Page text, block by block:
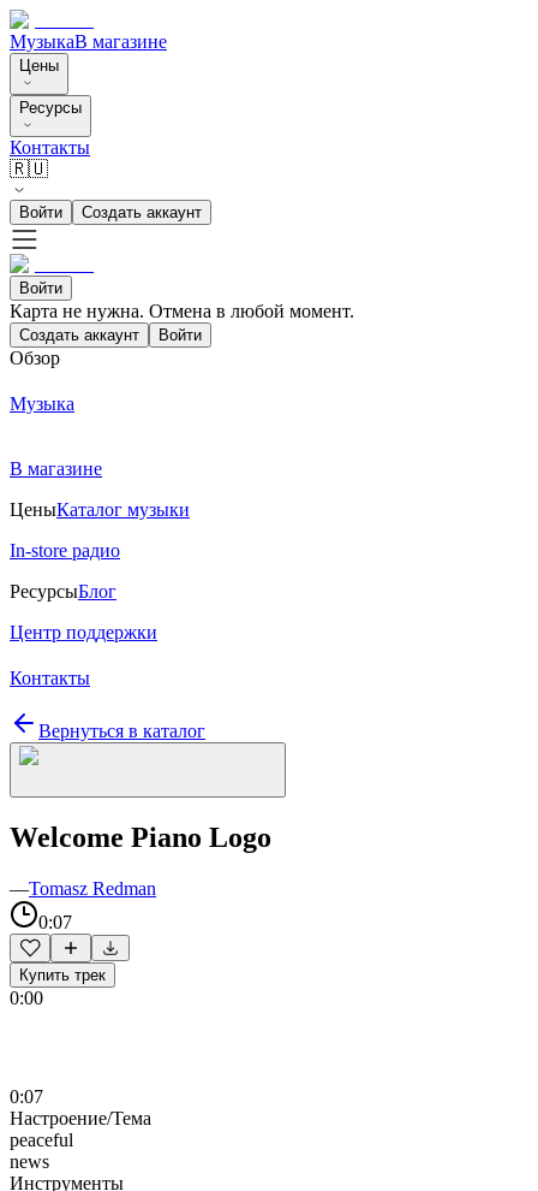
МузыкаВ магазине
Цены
Ресурсы
Контакты
🇷🇺
Войти Создать аккаунт
Войти
Карта не нужна. Отмена в любой момент.
Создать аккаунт Войти
Обзор
Музыка
В магазине
ЦеныКаталог музыки
In-store радио
РесурсыБлог
Центр поддержки
Контакты
Вернуться в каталог
Welcome Piano Logo
—Tomasz Redman
0:07
Купить трек
0:00
0:07
Настроение/Тема
peaceful
news
Инструменты